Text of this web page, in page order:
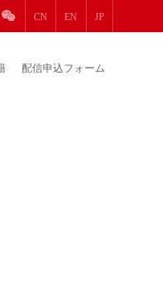
CN EN JP
配信申込フォーム